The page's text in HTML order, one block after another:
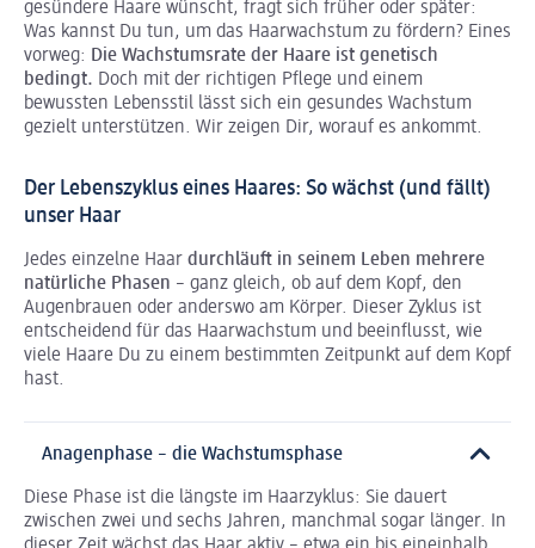
gesündere Haare wünscht, fragt sich früher oder später:
Was kannst Du tun, um das Haarwachstum zu fördern? Eines
vorweg: Die Wachstumsrate der Haare ist genetisch
bedingt. Doch mit der richtigen Pflege und einem
bewussten Lebensstil lässt sich ein gesundes Wachstum
gezielt unterstützen. Wir zeigen Dir, worauf es ankommt.
Der Lebenszyklus eines Haares: So wächst (und fällt)
unser Haar
Jedes einzelne Haar durchläuft in seinem Leben mehrere
natürliche Phasen – ganz gleich, ob auf dem Kopf, den
Augenbrauen oder anderswo am Körper. Dieser Zyklus ist
entscheidend für das Haarwachstum und beeinflusst, wie
viele Haare Du zu einem bestimmten Zeitpunkt auf dem Kopf
hast.
Anagenphase – die Wachstumsphase
Diese Phase ist die längste im Haarzyklus: Sie dauert
zwischen zwei und sechs Jahren, manchmal sogar länger. In